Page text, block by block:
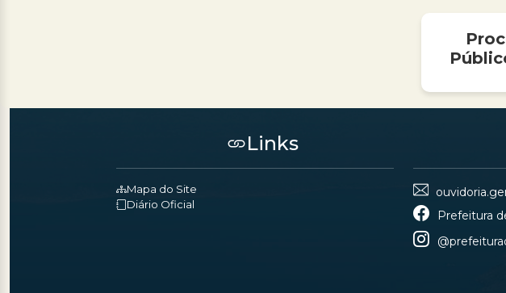
Links
Mapa do Site
Diário Oficial
Prefeitura